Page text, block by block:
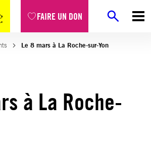
FAIRE UN DON
Le 8 mars à La Roche-sur-Yon
à La Roche-